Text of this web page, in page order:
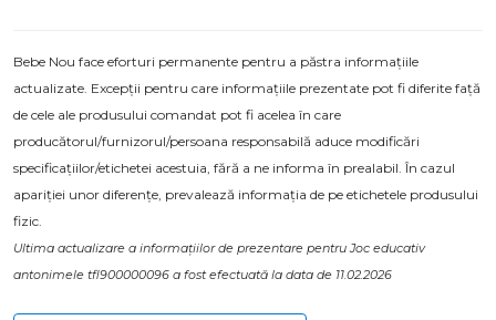
Bebe Nou face eforturi permanente pentru a păstra informațiile
actualizate. Excepții pentru care informațiile prezentate pot fi diferite față
de cele ale produsului comandat pot fi acelea în care
producătorul/furnizorul/persoana responsabilă aduce modificări
specificațiilor/etichetei acestuia, fără a ne informa în prealabil. În cazul
apariției unor diferențe, prevalează informația de pe etichetele produsului
fizic.
Ultima actualizare a informațiilor de prezentare pentru Joc educativ
antonimele tfl900000096 a fost efectuată la data de 11.02.2026